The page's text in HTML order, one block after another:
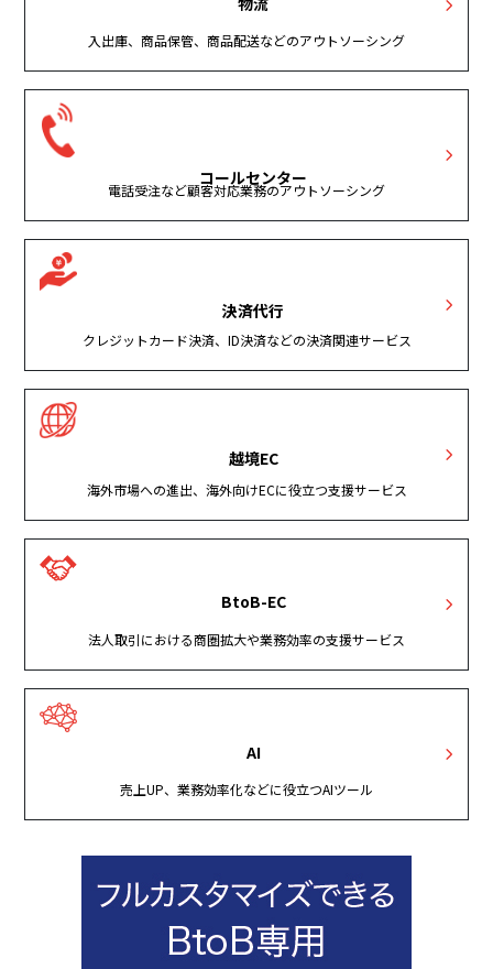
入出庫、商品保管、商品配送などのアウトソーシング
コールセンター
電話受注など顧客対応業務のアウトソーシング
決済代行
クレジットカード決済、ID決済などの決済関連サービス
越境EC
海外市場への進出、海外向けECに役立つ支援サービス
BtoB-EC
法人取引における商圏拡大や業務効率の支援サービス
AI
売上UP、業務効率化などに役立つAIツール